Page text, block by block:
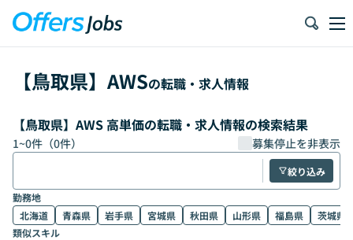
【鳥取県】 AWSの転職・求人情報
【鳥取県】AWS 高単価の転職・求人情報の検索結果
1~0件（0件） 募集停止を非表示
絞り込み
勤務地
北海道
青森県 岩手県 宮城県 秋田県 山形県 福島県
茨城県
類似スキル